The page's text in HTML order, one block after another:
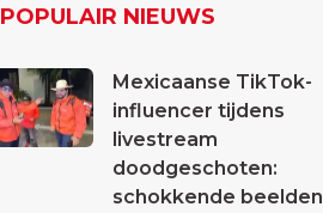
POPULAIR NIEUWS
Mexicaanse TikTok-
influencer tijdens
livestream
doodgeschoten:
schokkende beelden